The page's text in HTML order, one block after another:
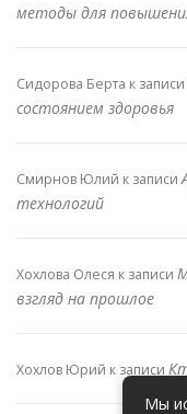
методы для
Сидорова Берта к записи
состоянием здоровья
Смирнов Юлий к записи
технологий
Хохлова Олеся к записи
взгляд на прошлое
Хохлов Юрий к записи
Мы